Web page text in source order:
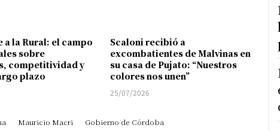
a la Rural: el campo
sobre
competitividad y
plazo
Scaloni recibió a
excombatientes de Malvinas en
su casa de Pujato: “Nuestros
colores nos unen”
25/07/2026
Mauricio Macri Gobierno de Córdoba